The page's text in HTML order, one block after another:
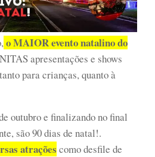
o MAIOR evento natalino do
apresentações e shows
para crianças, quanto à
outubro e finalizando no final
são 90 dias de natal!.
atrações como desfile de